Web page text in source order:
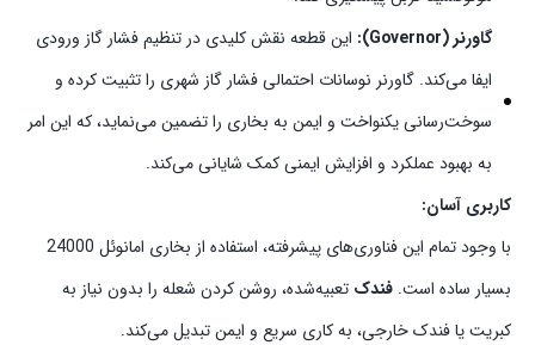
گاورنر (Governor):
این قطعه نقش کلیدی در تنظیم فشار گاز ورودی
ایفا می‌کند. گاورنر نوسانات احتمالی فشار گاز شهری را تثبیت کرده و
سوخت‌رسانی یکنواخت و ایمن به بخاری را تضمین می‌نماید، که این امر
به بهبود عملکرد و افزایش ایمنی کمک شایانی می‌کند.
کاربری آسان:
با وجود تمام این فناوری‌های پیشرفته، استفاده از بخاری امانوئل 24000
بسیار ساده است. فندک تعبیه‌شده، روشن کردن شعله را بدون نیاز به
کبریت یا فندک خارجی، به کاری سریع و ایمن تبدیل می‌کند.